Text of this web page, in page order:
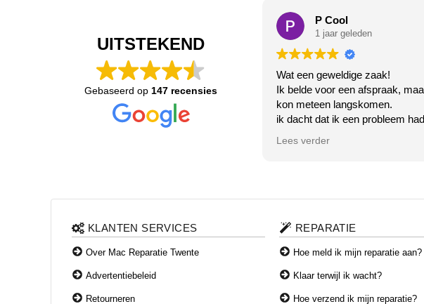
UITSTEKEND
Gebaseerd op 147 recensies
P Cool
1 jaar geleden
Wat een geweldige zaak!
Ik belde voor een afspraak,
kon meteen langskomen.
ik dacht dat ik een probleem
erachter dat ik bepaalde updates
had gedaan dat heeft hij voor
gefikst en ja hoor alles werkt
en weetje wat ik voor dit alles
betalen?.....
Lees verder
KLANTEN SERVICES
Over Mac Reparatie Twente
Advertentiebeleid
Retourneren
REPARATIE
Hoe meld ik mijn reparatie aan?
Klaar terwijl ik wacht?
Hoe verzend ik mijn reparatie?